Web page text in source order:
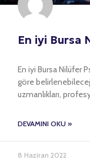
En iyi Bursa
En iyi Bursa Nilüfer
göre
uzmanlıkları,
DEVAMINI OKU »
8 Haziran 2022